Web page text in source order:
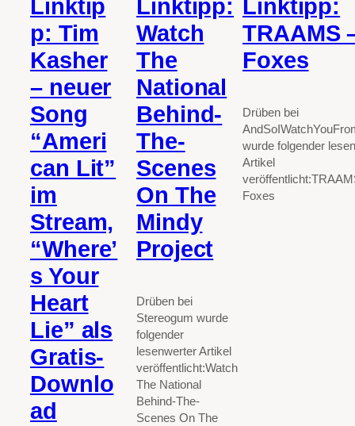
Linktip
p: Tim
Kasher
– neuer
Song
“Ameri
can Lit”
im
Stream,
“Where’
s Your
Heart
Lie” als
Gratis-
Downlo
ad
Linktipp:
Watch
The
National
Behind-
The-
Scenes
On The
Mindy
Project
Drüben bei
Stereogum wurde
folgender
lesenwerter Artikel
veröffentlicht:Watch
The National
Behind-The-
Scenes On The
Linktipp:
TRAAMS
Foxes
Drüben bei
wurde folgender
Artikel
Foxes